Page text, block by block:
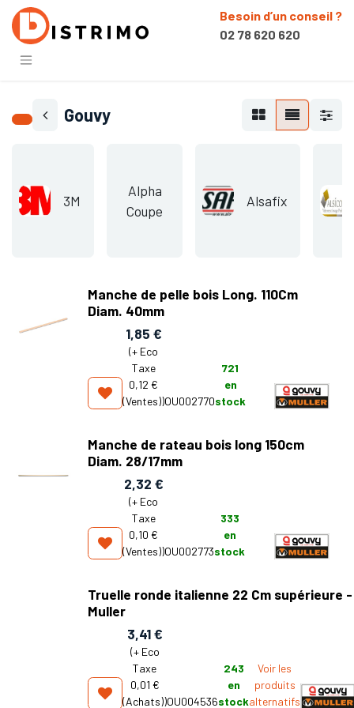
Besoin d’un conseil ?
02 78 620 620
Gouvy
3M
Alpha
Coupe
Alsafix
Manche de pelle bois Long. 110Cm
Diam. 40mm
1,85 €
(+ Eco
Taxe
0,12 €
(Ventes))OU002770
721
en
stock
Manche de rateau bois long 150cm
Diam. 28/17mm
2,32 €
(+ Eco
Taxe
0,10 €
(Ventes))OU002773
333
en
stock
Truelle ronde italienne 22 Cm supérieure -
Muller
3,41€
(+ Eco
Taxe
0,01 €
(Achats))OU004536
243
en
stock
Voir les
produits
alternatifs